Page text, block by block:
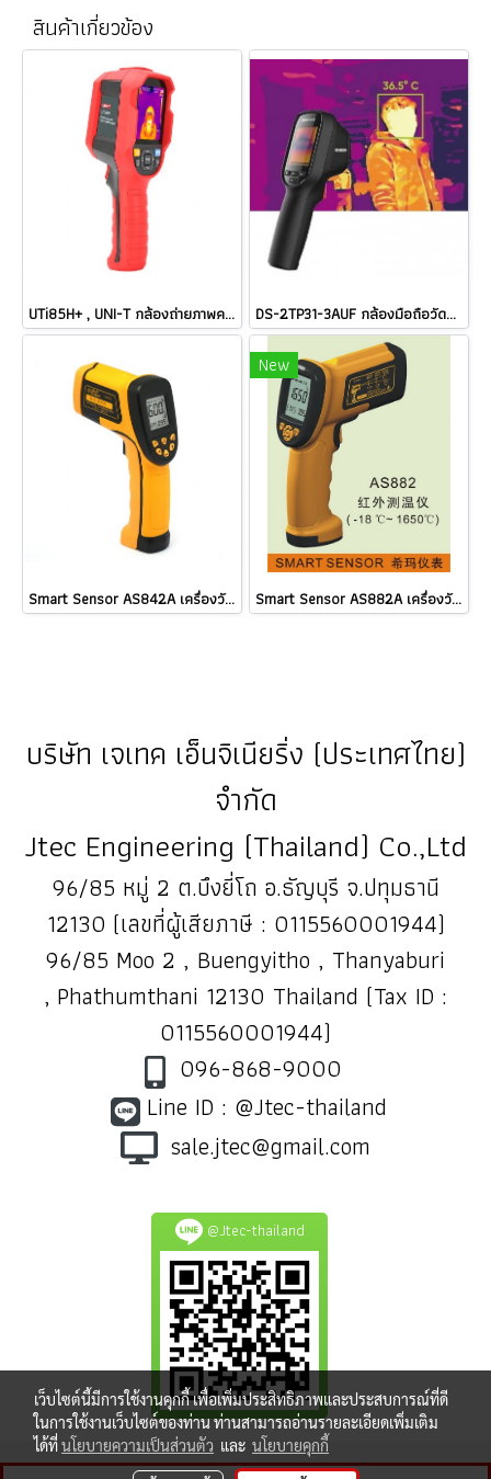
สินค้าเกี่ยวข้อง
UTi85H+ , UNI-T กล้องถ่ายภาพความร้อน / ราคา DS-2TP31-3AUF กล้องมือถือวัดอุณหภูมิ HIKVISION Handheld Thermography Camera / ราคา
Smart Sensor AS842A เครื่องวัดอุณหภูมิอินฟราเรด Infrared Thermometer -50℃ ถึง 600℃ @ ราคา
New
Smart Sensor AS882A เครื่องวัดอุณหภูมิอินฟราเรดINFRARED THERMOMETER ราคา
บริษัท เจเทค เอ็นจิเนียริ่ง (ประเทศไทย)
จำกัด
Jtec Engineering (Thailand) Co.,Ltd
96/85 หมู่ 2 ต.บึงยี่โถ อ.ธัญบุรี จ.ปทุมธานี
12130 (เลขที่ผู้เสียภาษี : 0115560001944)
96/85 Moo 2 , Buengyitho , Thanyaburi
, Phathumthani 12130 Thailand (Tax ID :
0115560001944)
096-868-9000
Line ID : @Jtec-thailand
sale.jtec@gmail.com
@Jtec-thailand
เว็บไซต์นี้มีการใช้งานคุกกี้ เพื่อเพิ่มประสิทธิภาพและประสบการณ์ที่ดี
ในการใช้งานเว็บไซต์ของท่าน ท่านสามารถอ่านรายละเอียดเพิ่มเติม
ได้ที่นโยบายความเป็นส่วนตัว และ นโยบายคุกกี้